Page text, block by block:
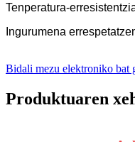
Tenperatura-
Ingurumena
Bidali mezu elektroniko bat
Produktuaren